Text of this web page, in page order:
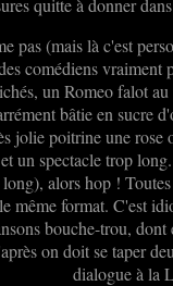
quitte à donner
pas (mais là c'est
comédiens vraiment
un Romeo falot
bâtie en sucre
jolie poitrine une rose
un spectacle trop
alors hop !
même format. C'est
bouche-trou, dont
on doit se taper
dialogue à la